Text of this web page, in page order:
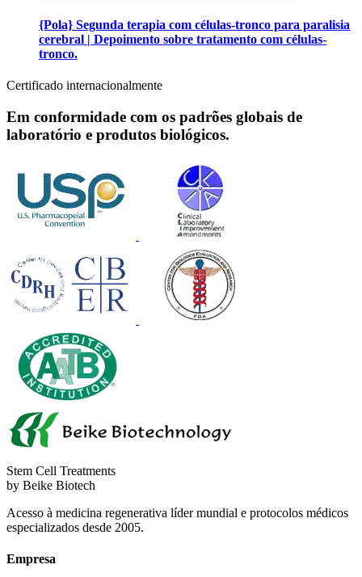
{Pola} Segunda terapia com células-tronco para paralisia
cerebral | Depoimento sobre tratamento com células-
tronco.
Certificado internacionalmente
Em conformidade com os padrões globais de
laboratório e produtos biológicos.
Stem Cell Treatments
by Beike Biotech
Acesso à medicina regenerativa líder mundial e protocolos médicos
especializados desde 2005.
Empresa